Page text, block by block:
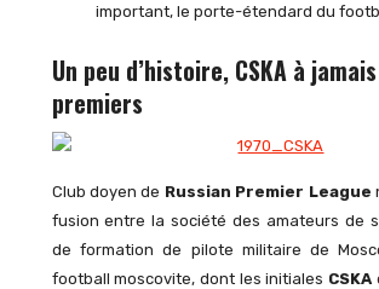
important, le porte-étendard du
Un peu d’histoire, CSKA à
premiers
Club doyen de Russian Premier League
fusion entre la société des amateurs de
de formation de pilote militaire de
football moscovite, dont les initiales CSKA